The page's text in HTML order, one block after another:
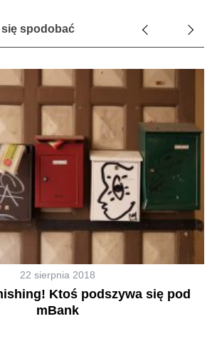
się spodobać
22 sierpnia 2018
Ktoś podszywa się pod
mBank